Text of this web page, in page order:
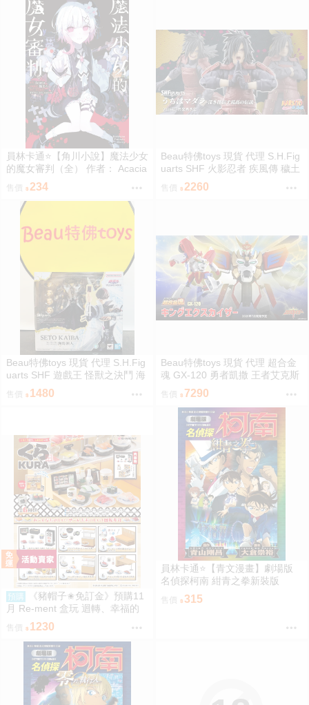
員林卡通⭐️【角川小說】魔法少女
的魔女審判（全） 作者： Acacia
(附尼采書套)
售價 234
Beau特佛toys 現貨 代理 S.H.Fig
uarts SHF 火影忍者 疾風傳 穢土
轉身 宇智波斑 0209
售價 2260
Beau特佛toys 現貨 代理 S.H.Fig
uarts SHF 遊戲王 怪獸之決鬥 海
馬瀬人 0209
售價 1480
Beau特佛toys 現貨 代理 超合金
魂 GX-120 勇者凱撒 王者艾克斯
凱撒 0209
售價 7290
預購
《豬帽子✬免訂金》預購11
月 Re-ment 盒玩 迴轉、幸福的
一盤 藏壽司 中盒6入 0816
售價 1230
員林卡通⭐️【青文漫畫】劇場版
名偵探柯南 紺青之拳新裝版
（全）作者：青山剛昌(附尼采書
售價 315